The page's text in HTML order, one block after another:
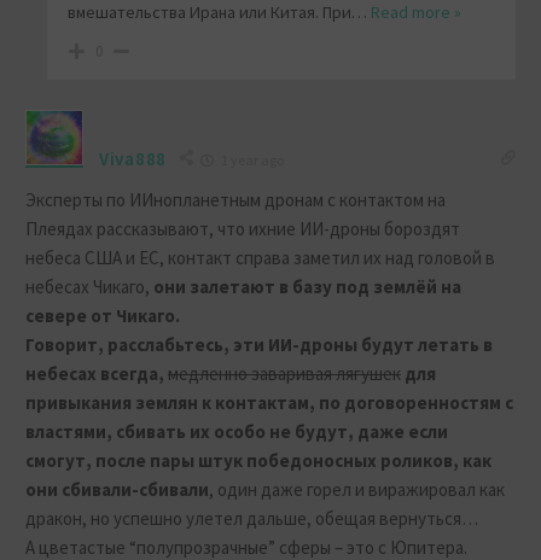
вмешательства Ирана или Китая. При… Read more »
Viva888
Эксперты по ИИнопланетным дронам с контактом на
Плеядах рассказывают, что ихние ИИ-дроны бороздят
небеса США и ЕС, контакт справа заметил их над головой в
небесах Чикаго, они залетают в базу под землёй на
севере от Чикаго.
Говорит, расслабьтесь, эти ИИ-дроны будут летать в
небесах всегда, медленно заваривая лягушек для
привыкания землян к контактам, по договоренностям с
властями, сбивать их особо не будут, даже если
смогут, после пары штук победоносных роликов, как
они сбивали-сбивали, один даже горел и виражировал как
дракон, но успешно улетел дальше, обещая вернуться…
А цветастые “полупрозрачные” сферы – это с Юпитера.